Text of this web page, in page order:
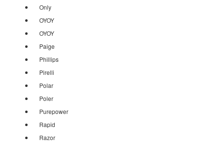
Only
OYOY
OYOY
Paige
Phillips
Pirelli
Polar
Poler
Purepower
Rapid
Razor